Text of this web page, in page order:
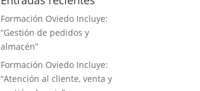
Formación Oviedo Incluye:
“Gestión de pedidos y
almacén”
Formación Oviedo Incluye:
“Atención al cliente, venta y